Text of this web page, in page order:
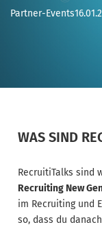
Partner-Events
WAS SIND
RecruitiTalks sind
Recruiting New
im Recruiting und
so, dass du